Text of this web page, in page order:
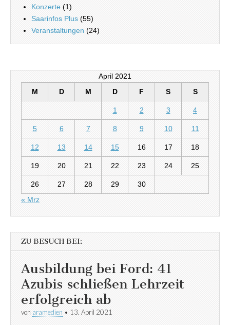
Konzerte (1)
Saarinfos Plus (55)
Veranstaltungen (24)
April 2021
M
D M D F S S
1 2 3 4
5 6 7 8 9 10 11
12 13 14 15 16 17 18
19 20 21 22 23 24 25
26 27 28 29
30
« Mrz
ZU BESUCH BEI:
Ausbildung bei Ford: 41
Azubis schließen Lehrzeit
erfolgreich ab
von aramedien • 13. April 2021